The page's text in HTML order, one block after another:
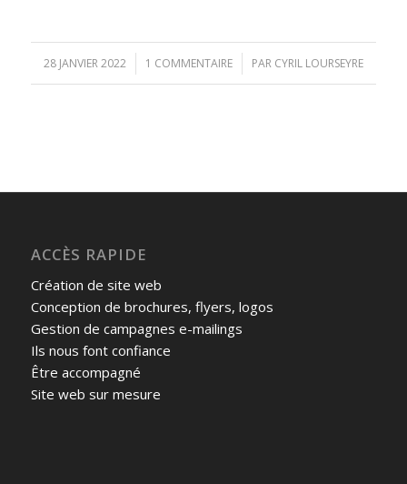
28 JANVIER 2022
/ 1 COMMENTAIRE
/ PAR CYRIL LOURSEYRE
ACCÈS RAPIDE
Création de site web
Conception de brochures, flyers, logos
Gestion de campagnes e-mailings
Ils nous font confiance
Être accompagné
Site web sur mesure